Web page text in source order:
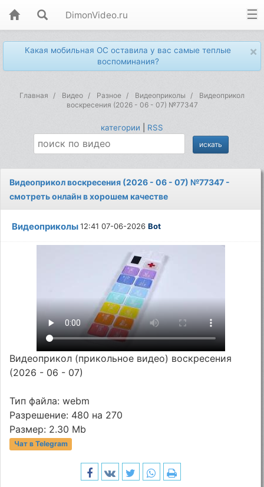
DimonVideo.ru
×
Какая мобильная ОС оставила у вас самые теплые
воспоминания?
Главная Видео Разное Видеоприколы
Видеоприкол
воскресения (2026 - 06 - 07) №77347
категории RSS
Видеоприкол воскресения (2026 - 06 - 07) №77347 -
смотреть онлайн в хорошем качестве
Видеоприколы12:41 07-06-2026Bot
Видеоприкол (прикольное видео) воскресения
(2026 - 06 - 07)
Тип файла: webm
Разрешение: 480 на 270
Размер: 2.30 Mb
Чат в Telegram